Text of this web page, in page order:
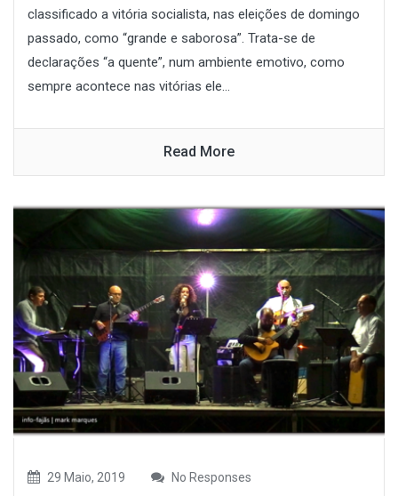
classificado a vitória socialista, nas eleições de domingo
passado, como “grande e saborosa”. Trata-se de
declarações “a quente”, num ambiente emotivo, como
sempre acontece nas vitórias ele...
Read More
29 Maio, 2019 No Responses